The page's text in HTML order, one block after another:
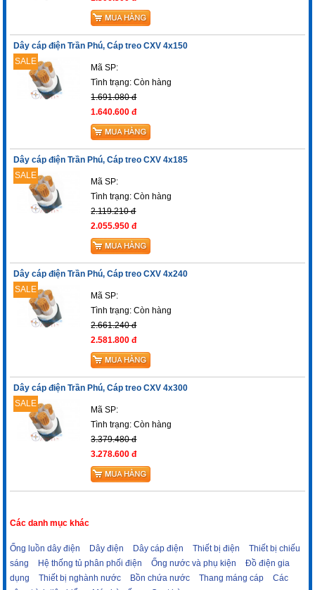
Dây cáp điện Trần Phú, Cáp treo CXV 4x150
SALE
Mã SP:
Tình trạng:Còn hàng
1.691.080 đ
1.640.600 đ
Dây cáp điện Trần Phú, Cáp treo CXV 4x185
SALE
Mã SP:
Tình trạng:Còn hàng
2.119.210 đ
2.055.950 đ
Dây cáp điện Trần Phú, Cáp treo CXV 4x240
SALE
Mã SP:
Tình trạng:Còn hàng
2.661.240 đ
2.581.800 đ
Dây cáp điện Trần Phú, Cáp treo CXV 4x300
SALE
Mã SP:
Tình trạng:Còn hàng
3.379.480 đ
3.278.600 đ
Các danh mục khác
Ống luồn dây điện Dây điện Dây cáp điện Thiết bị điện
Thiết bị chiếu
sáng
Hệ thống tủ phân phối điện Ống nước và phụ kiện
Đồ điện gia
dụng
Thiết bị nghành nước Bồn chứa nước Thang máng cáp
Các